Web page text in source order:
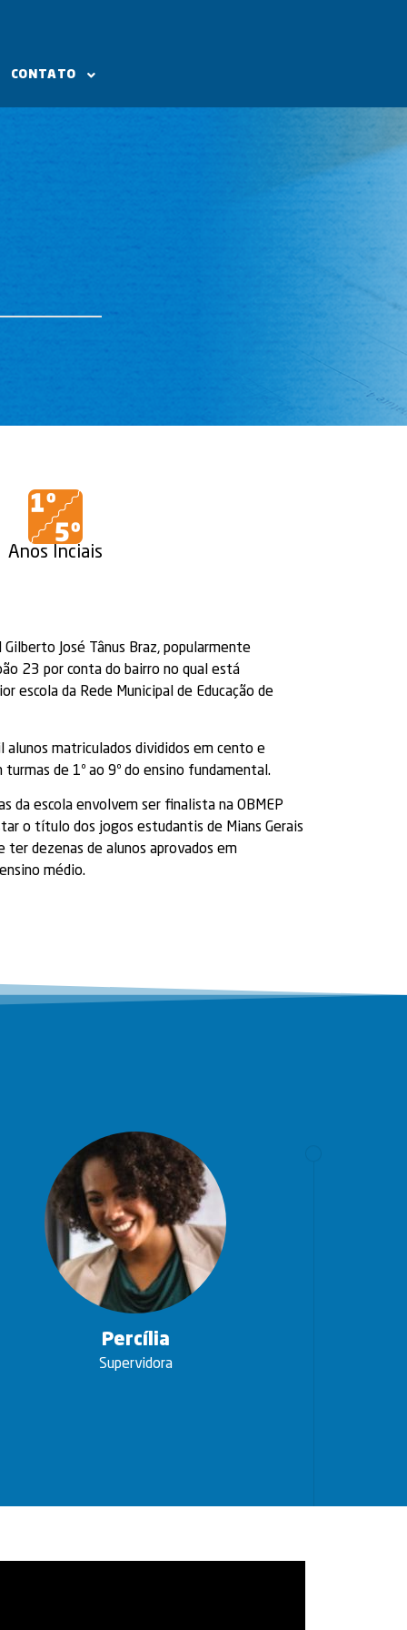
CONTATO
Anos Inciais
Gilberto José Tânus Braz, popularmente
23 por conta do bairro no qual está
escola da Rede Municipal de Educação de
alunos matriculados divididos em cento e
de 1º ao 9º do ensino fundamental.
da escola envolvem ser finalista na OBMEP
o título dos jogos estudantis de Mians Gerais
ter dezenas de alunos aprovados em
médio.
Percília
Supervidora